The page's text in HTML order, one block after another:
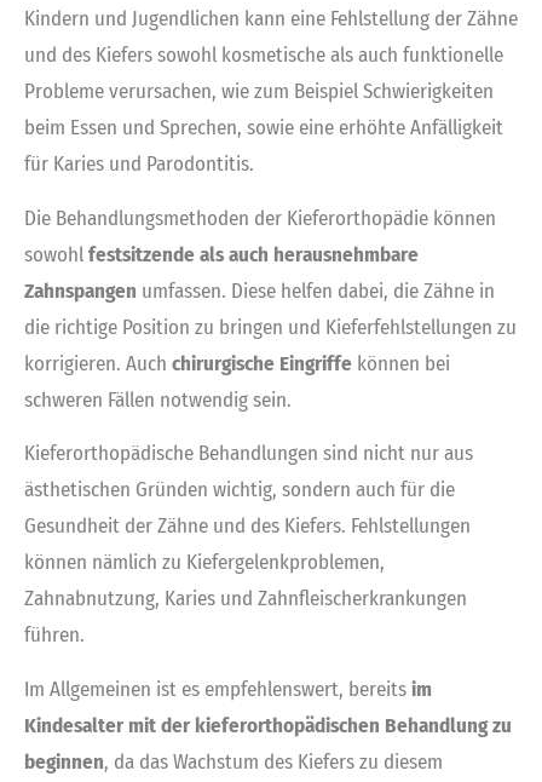
Kindern und Jugendlichen kann eine Fehlstellung der Zähne
und des Kiefers sowohl kosmetische als auch funktionelle
Probleme verursachen, wie zum Beispiel Schwierigkeiten
beim Essen und Sprechen, sowie eine erhöhte Anfälligkeit
für Karies und Parodontitis.
Die Behandlungsmethoden der Kieferorthopädie können
sowohlfestsitzende als auch herausnehmbare
Zahnspangen umfassen. Diese helfen dabei, die Zähne in
die richtige Position zu bringen und Kieferfehlstellungen zu
korrigieren. Auch chirurgische Eingriffe können bei
schweren Fällen notwendig sein.
Kieferorthopädische Behandlungen sind nicht nur aus
ästhetischen Gründen wichtig, sondern auch für die
Gesundheit der Zähne und des Kiefers. Fehlstellungen
können nämlich zu Kiefergelenkproblemen,
Zahnabnutzung, Karies und Zahnfleischerkrankungen
führen.
Im Allgemeinen ist es empfehlenswert, bereitsim
Kindesalter mit der kieferorthopädischen Behandlung zu
beginnen, da das Wachstum des Kiefers zu diesem